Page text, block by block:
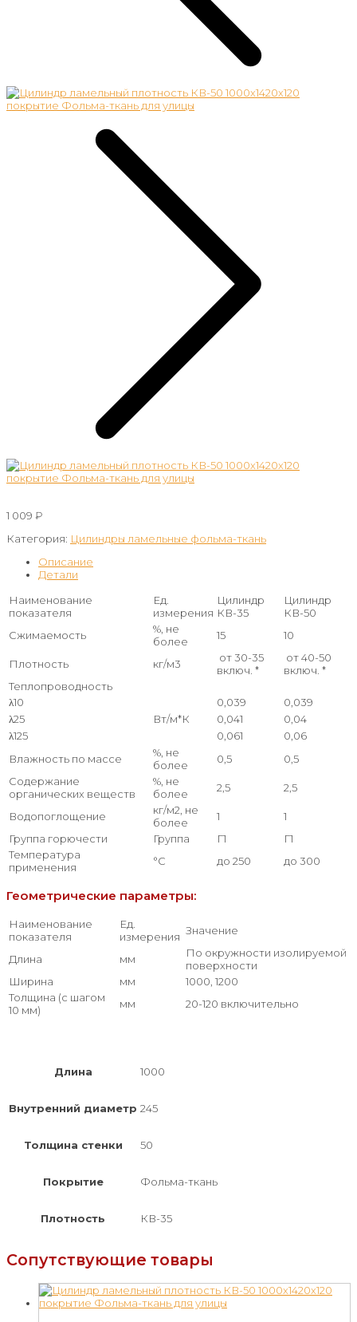
1 009 ₽
Категория: Цилиндры ламельные фольма-ткань
Описание
Детали
Наименование
показателя
Ед.
измерения
Цилиндр
КВ-35
Цилиндр
КВ-50
Сжимаемость
%, не
более
15 10
Плотность кг/м3
от 30-35
включ. *
от 40-50
включ. *
Теплопроводность
λ10
Вт/м*К
0,039
0,039
λ25
0,041
0,04
λ125
0,061
0,06
Влажность по массе
%, не
более
0,5
0,5
Содержание
органических веществ
%, не
более
2,5 2,5
Водопоглощение
кг/м2, не
более
1
1
Группа горючести
Группа Г1
Г1
Температура
применения
°С до 250 до 300
Геометрические параметры:
Наименование
показателя
Ед.
измерения Значение
Длина мм
По окружности изолируемой
поверхности
Ширина
мм
1000, 1200
Толщина (с шагом
10 мм)
мм 20-120 включительно
Длина 1000
Внутренний диаметр 245
Толщина стенки 50
Покрытие Фольма-ткань
Плотность КВ-35
Сопутствующие товары